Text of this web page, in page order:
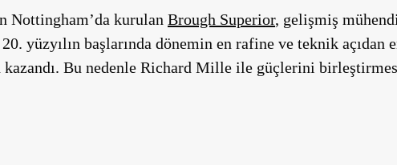
Nottingham’da kurulan Brough Superior, gelişmiş
yüzyılın başlarında dönemin en rafine ve teknik açıdan
Bu nedenle Richard Mille ile güçlerini